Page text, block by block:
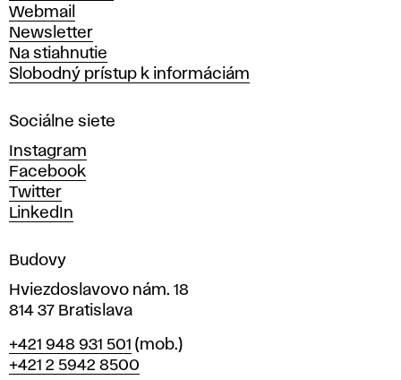
t
v
a
r
ý
c
h
u
m
e
í
v
r
a
Webmail
Newsletter
Na stiahnutie
Slobodný prístup k informáciám
Sociálne siete
Instagram
Facebook
Twitter
LinkedIn
Budovy
Hviezdoslavovo nám. 18
814 37 Bratislava
Telefón
+421 948 931 501 (mob.)
+421 2 5942 8500